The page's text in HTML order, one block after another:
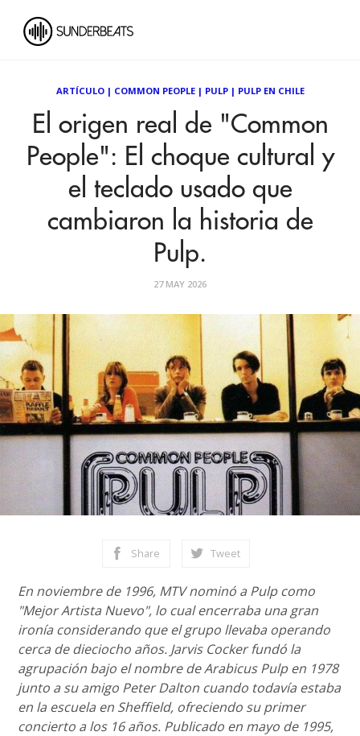
ARTÍCULO| COMMON PEOPLE| PULP| PULP EN CHILE
El origen real de "Common
People": El choque cultural y
el teclado usado que
cambiaron la historia de
Pulp.
27 MAY 2026
Share Tweet
En noviembre de 1996, MTV nominó a Pulp como
"Mejor Artista Nuevo", lo cual encerraba una gran
ironía considerando que el grupo llevaba operando
cerca de dieciocho años. Jarvis Cocker fundó la
agrupación bajo el nombre de Arabicus Pulp en 1978
junto a su amigo Peter Dalton cuando todavía estaba
en la escuela en Sheffield, ofreciendo su primer
concierto a los 16 años. Publicado en mayo de 1995,